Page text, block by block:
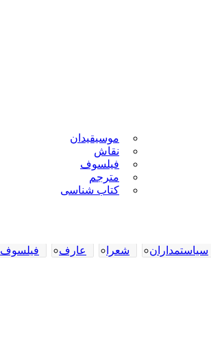
ساز
موسیقیدان
نقاش
فیلسوف
مترجم
کتاب شناسی
سیاستمداران شعرا عارف فیلسوف